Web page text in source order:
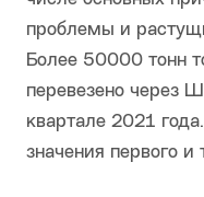
проблемы и
Более 50000 тонн
перевезено через
квартале 2021
значения первого и